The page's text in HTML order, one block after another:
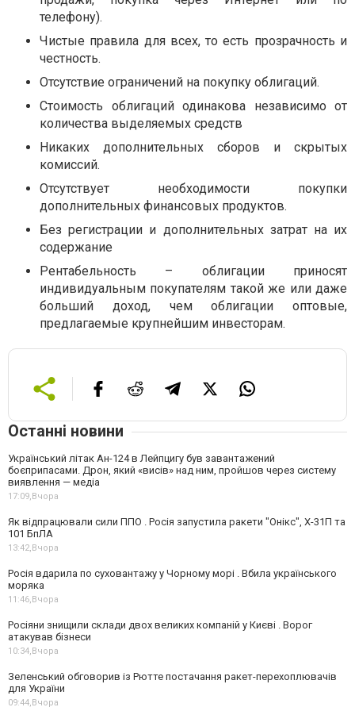
телефону).
Чистые правила для всех, то есть прозрачность и
честность.
Отсутствие ограничений на покупку облигаций.
Стоимость облигаций одинакова независимо от
количества выделяемых средств
Никаких дополнительных сборов и скрытых
комиссий.
Отсутствует необходимости покупки
дополнительных финансовых продуктов.
Без регистрации и дополнительных затрат на их
содержание
Рентабельность – облигации приносят
индивидуальным покупателям такой же или даже
больший доход, чем облигации оптовые,
предлагаемые крупнейшим инвесторам.
Останні новини
Український літак Ан-124 в Лейпцигу був завантажений
боєприпасами. Дрон, який «висів» над ним, пройшов через систему
виявлення — медіа
17:09,Вчора
Як відпрацювали сили ППО . Росія запустила ракети "Онікс", Х-31П та
101 БпЛА
13:42,Вчора
Росія вдарила по суховантажу у Чорному морі . Вбила українського
моряка
11:46,Вчора
Росіяни знищили склади двох великих компаній у Києві . Ворог
атакував бізнеси
10:34,Вчора
Зеленський обговорив із Рютте постачання ракет-перехоплювачів
для України
09:44,Вчора